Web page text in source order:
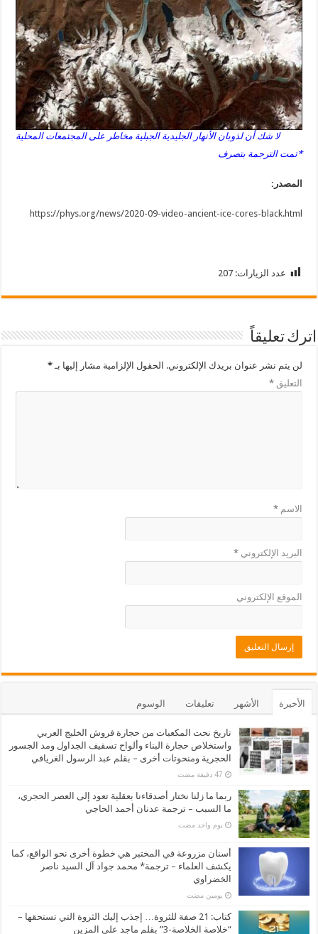
لا شك أن لذوبان الأنهار الجليدية الجبلية مخاطر على المجتمعات المحلية
*تمت الترجمة بتصرف
المصدر:
https://phys.org/news/2020-09-video-ancient-ice-cores-black.html
عدد الزيارات: 207
اترك تعليقاً
لن يتم نشر عنوان بريدك الإلكتروني. الحقول الإلزامية مشار إليها بـ*
التعليق*
الاسم*
البريد الإلكتروني*
الموقع الإلكتروني
الأخيرة الأشهر تعليقات الوسوم
تاريخ نحت المكعبات من حجارة فروش الخليج العربي
واستخلاص حجارة البناء وألواح تسقيف الجداول ومد الجسور
الحجرية ومنحوتات أخرى – بقلم عبد الرسول الغريافي
ربما ما زلنا نختار أصدقاءنا بعقلية تعود إلى العصر الحجري،
ما السبب – ترجمة عدنان أحمد الحاجي
‏يوم واحد مضت
أسنان مزروعة في المختبر هي خطوة أخرى نحو الواقع، كما
يكشف العلماء – ترجمة* محمد جواد آل السيد ناصر
الخضراوي
‏يومين مضت
كتاب: 21 صفة للثروة… إجذب إليك الثروة التي تستحقها –
“خلاصة الخلاصة-3” بقلم ماجد علي المزين